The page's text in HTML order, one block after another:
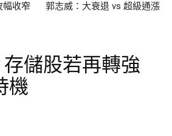
幅收窄
郭志威：大衰退 vs 超級通漲
儲股若再轉強
機